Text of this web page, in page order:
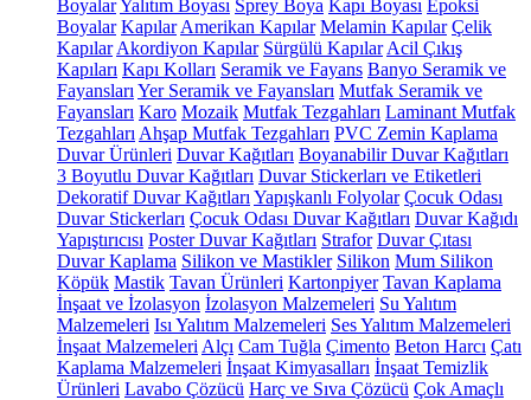
BoyalarYalıtım Boyası Sprey Boya Kapı Boyası Epoksi
Boyalar Kapılar Amerikan Kapılar Melamin Kapılar Çelik
Kapılar Akordiyon Kapılar Sürgülü Kapılar Acil Çıkış
Kapıları Kapı Kolları Seramik ve Fayans Banyo Seramik ve
Fayansları Yer Seramik ve Fayansları Mutfak Seramik ve
Fayansları Karo Mozaik Mutfak Tezgahları Laminant Mutfak
Tezgahları Ahşap Mutfak Tezgahları PVC Zemin Kaplama
Duvar Ürünleri Duvar Kağıtları Boyanabilir Duvar Kağıtları
3 Boyutlu Duvar Kağıtları Duvar Stickerları ve Etiketleri
Dekoratif Duvar Kağıtları Yapışkanlı Folyolar Çocuk Odası
Duvar Stickerları Çocuk Odası Duvar Kağıtları Duvar Kağıdı
Yapıştırıcısı Poster Duvar Kağıtları Strafor Duvar Çıtası
Duvar Kaplama Silikon ve Mastikler Silikon Mum Silikon
Köpük Mastik Tavan Ürünleri Kartonpiyer Tavan Kaplama
İnşaat ve İzolasyon İzolasyon Malzemeleri Su Yalıtım
Malzemeleri Isı Yalıtım Malzemeleri Ses Yalıtım Malzemeleri
İnşaat Malzemeleri Alçı Cam Tuğla Çimento Beton Harcı Çatı
Kaplama Malzemeleri İnşaat Kimyasalları İnşaat Temizlik
Ürünleri Lavabo Çözücü Harç ve Sıva Çözücü Çok Amaçlı